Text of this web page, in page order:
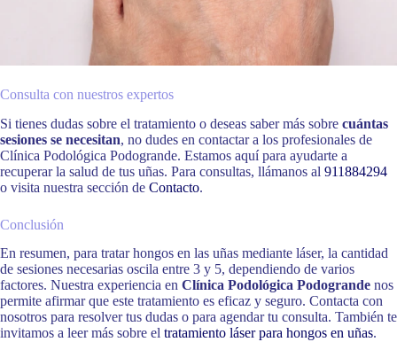
Consulta con nuestros expertos
Si tienes dudas sobre el tratamiento o deseas saber más sobre cuántas
sesiones se necesitan, no dudes en contactar a los profesionales de
Clínica Podológica Podogrande. Estamos aquí para ayudarte a
recuperar la salud de tus uñas. Para consultas, llámanos al 911884294
o visita nuestra sección de Contacto.
Conclusión
En resumen, para tratar hongos en las uñas mediante láser, la cantidad
de sesiones necesarias oscila entre 3 y 5, dependiendo de varios
factores. Nuestra experiencia en Clínica Podológica Podogrande nos
permite afirmar que este tratamiento es eficaz y seguro. Contacta con
nosotros para resolver tus dudas o para agendar tu consulta. También te
invitamos a leer más sobre el tratamiento láser para hongos en uñas.